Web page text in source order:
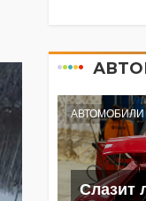
АВТОМОБИЛИ
Слазит